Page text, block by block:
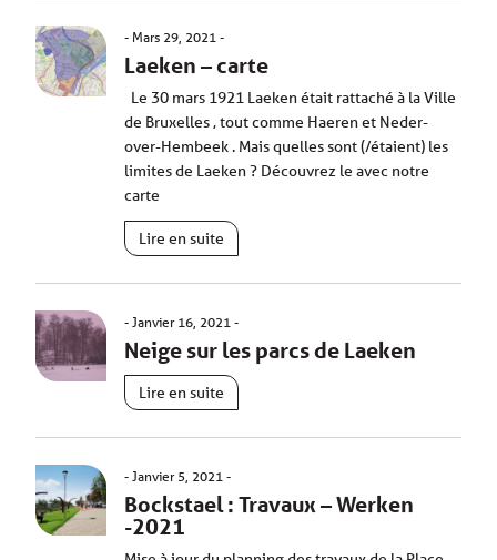
Mars 29, 2021
Laeken – carte
Le 30 mars 1921 Laeken était rattaché à la Ville
de Bruxelles , tout comme Haeren et Neder-
over-Hembeek . Mais quelles sont (/étaient) les
limites de Laeken ? Découvrez le avec notre
carte
Lire en suite
Janvier 16, 2021
Neige sur les parcs de Laeken
Lire en suite
Janvier 5, 2021
Bockstael : Travaux – Werken
-2021